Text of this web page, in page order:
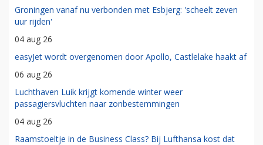
Groningen vanaf nu verbonden met Esbjerg: 'scheelt zeven
uur rijden'
04 aug 26
easyJet wordt overgenomen door Apollo, Castlelake haakt af
06 aug 26
Luchthaven Luik krijgt komende winter weer
passagiersvluchten naar zonbestemmingen
04 aug 26
Raamstoeltje in de Business Class? Bij Lufthansa kost dat